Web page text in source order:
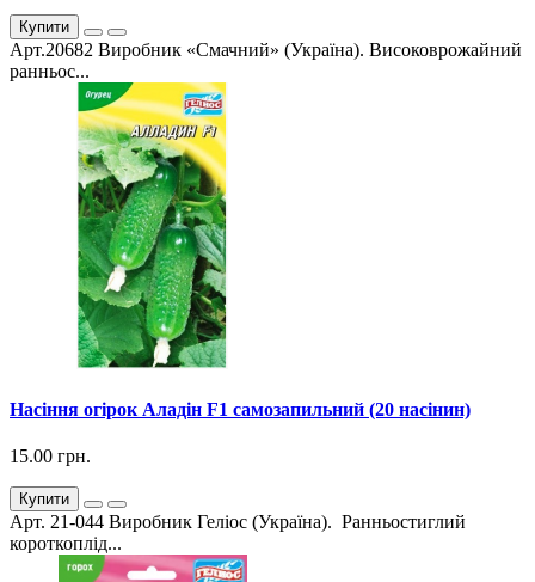
Купити
Арт.20682 Виробник «Смачний» (Україна). Високоврожайний
ранньос...
Насіння огірок Аладін F1 самозапильний (20 насінин)
15.00 грн.
Купити
Арт. 21-044 Виробник Геліос (Україна). Ранньостиглий
короткоплід...